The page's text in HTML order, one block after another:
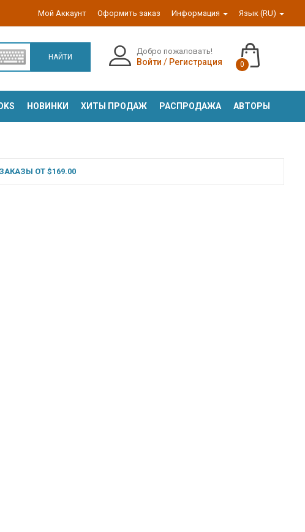
Мой Аккаунт Оформить заказ Информация Язык (RU)
НАЙТИ
Добро пожаловать!
Войти / Регистрация 0
НОВИНКИ ХИТЫ ПРОДАЖ РАСПРОДАЖА АВТОРЫ
ОТ $169.00